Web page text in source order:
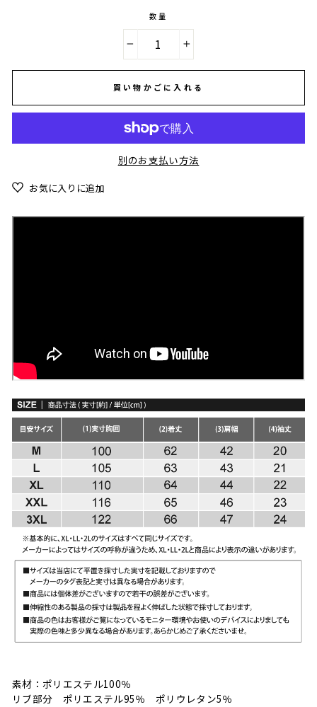
数量
買い物かごに入れる
別のお支払い方法
お気に入りに追加
素材：ポリエステル100％
リブ部分 ポリエステル95％ ポリウレタン5％